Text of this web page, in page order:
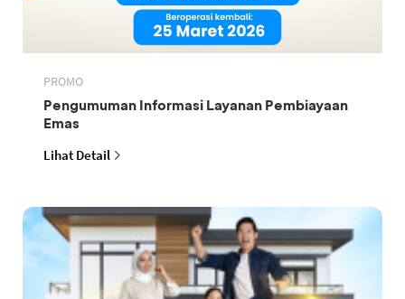
PROMO
Pengumuman Informasi Layanan Pembiayaan
Emas
Lihat Detail